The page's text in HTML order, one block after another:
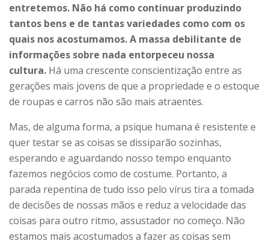
entretemos. Não há como continuar produzindo
tantos bens e de tantas variedades como com os
quais nos acostumamos. A massa debilitante de
informações sobre nada entorpeceu nossa
cultura. Há uma crescente conscientização entre as
gerações mais jovens de que a propriedade e o estoque
de roupas e carros não são mais atraentes.
Mas, de alguma forma, a psique humana é resistente e
quer testar se as coisas se dissiparão sozinhas,
esperando e aguardando nosso tempo enquanto
fazemos negócios como de costume. Portanto, a
parada repentina de tudo isso pelo vírus tira a tomada
de decisões de nossas mãos e reduz a velocidade das
coisas para outro ritmo, assustador no começo. Não
estamos mais acostumados a fazer as coisas sem